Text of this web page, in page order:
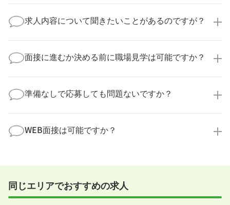
業様に個人情報が送られることはありません！
より詳細な求人情報をご確認いただいた上で、転職希
求人内容について聞きたいことがあるのですが？
してお答えいたします。
勤務体制や職場の雰囲気、研修制度など、どんな小さ
す！
面接に進むか決める前に職場見学は可能ですか？
積極的に受け入れています。実際の職場環境や働く人
の様子を見ることで、より安心してご判断いただけま
ださい！
準備なしで応募しても問題ないですか？
まで、一からサポートいたします。「転職を考え始め
たばかり」「何から始めればいいか分からない」とい
WEB面接は可能ですか？
すめしていますが、企業様によってはWEB面接を導入
事前に確認することは可能ですので、お気軽にお申し
付けください！
同じエリアでおすすめの求人